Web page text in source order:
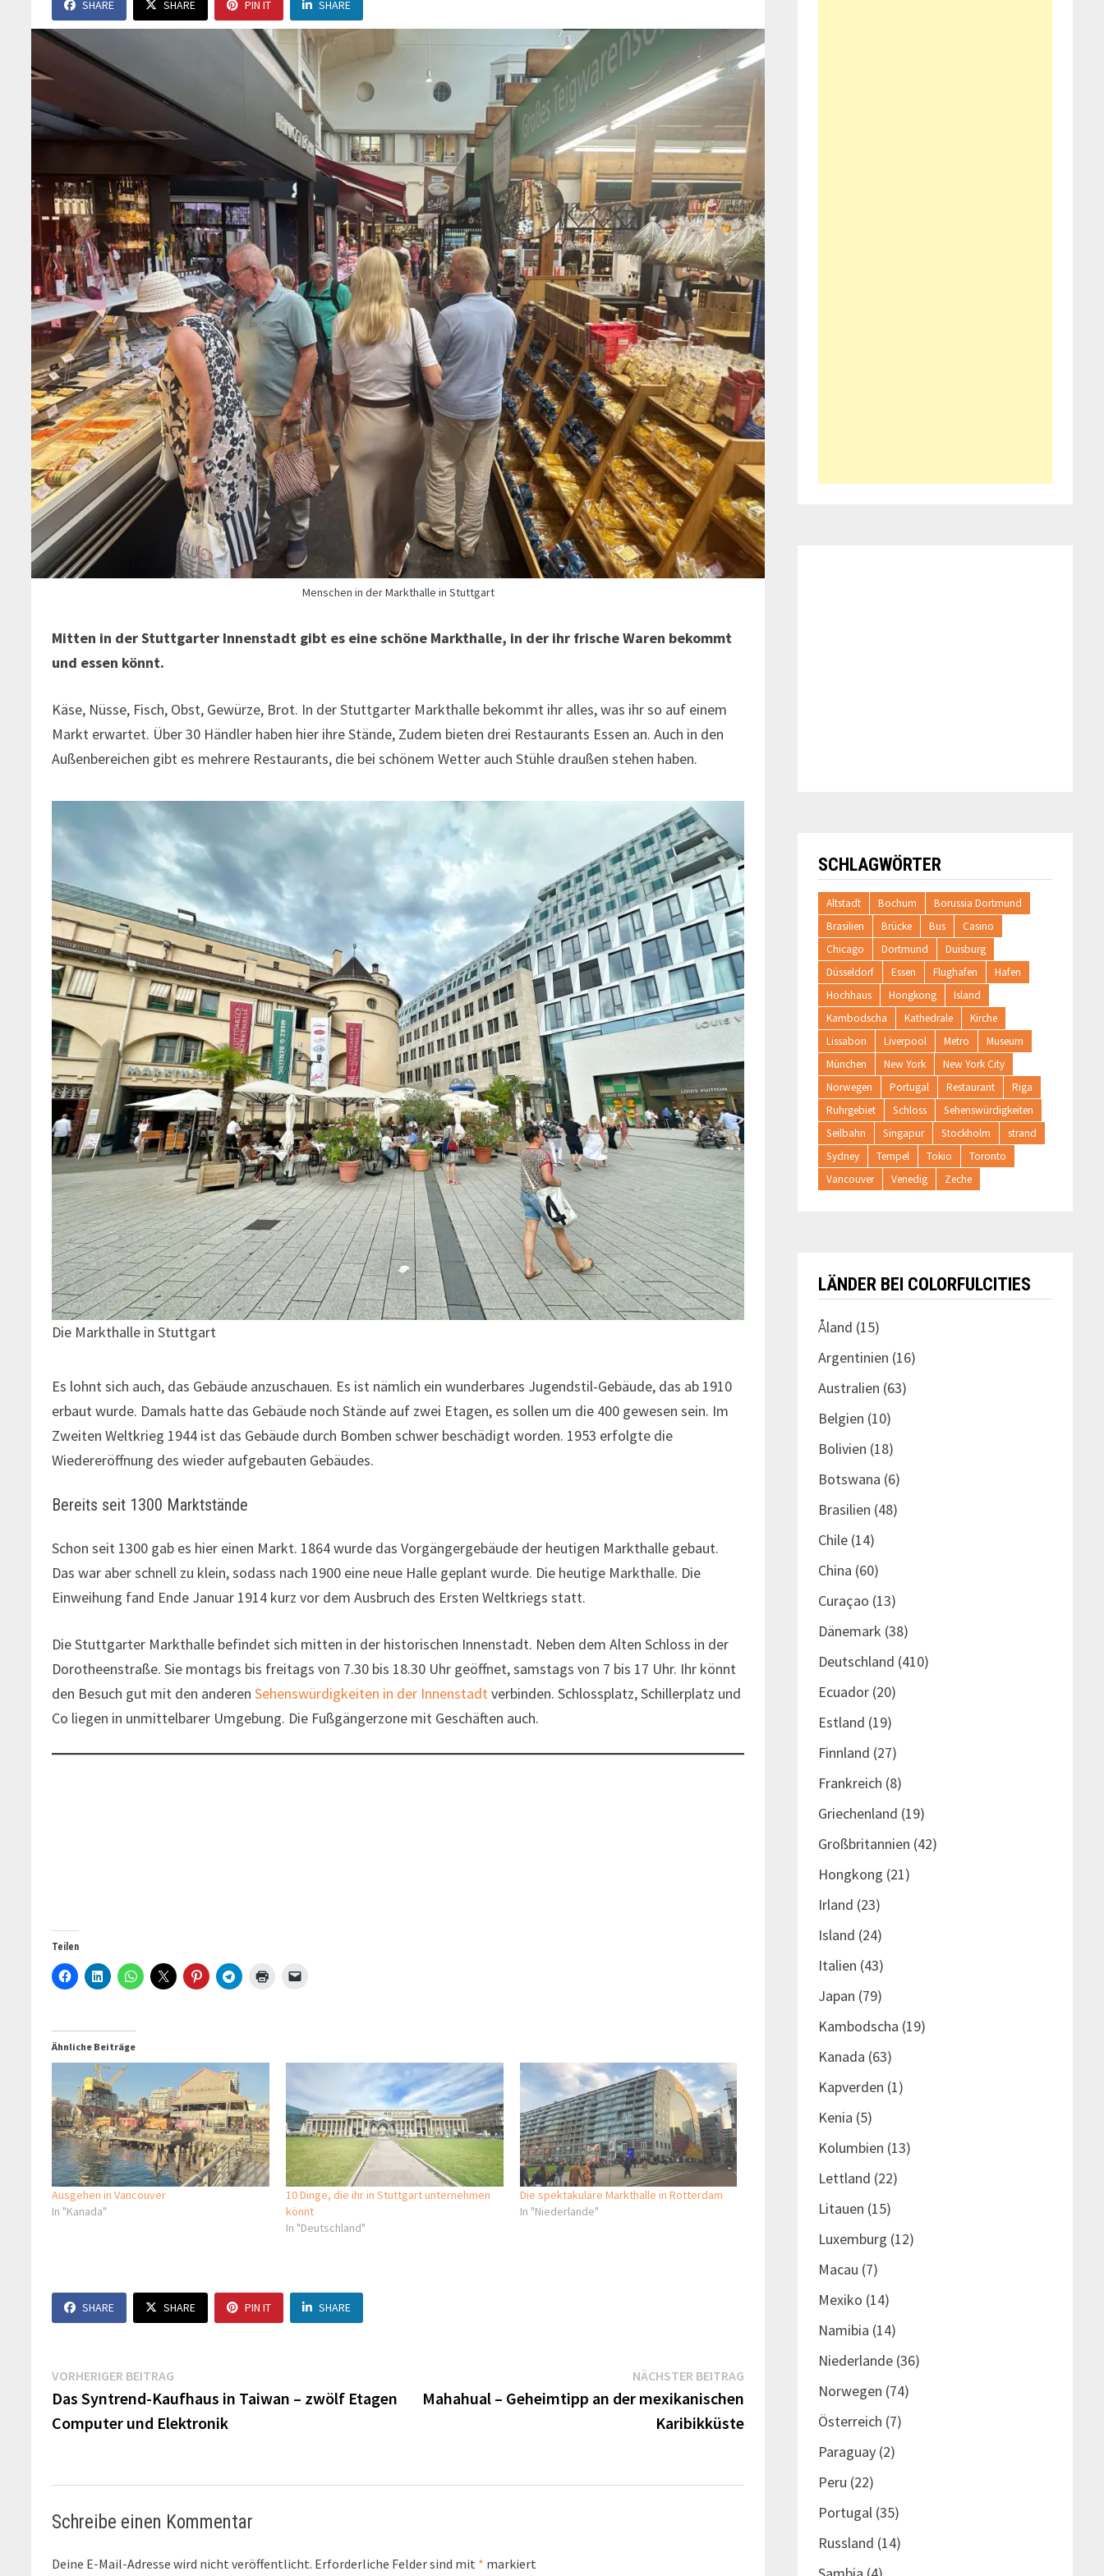
SHARE SHARE PIN IT SHARE
Menschen in der Markthalle in Stuttgart
Mitten in der Stuttgarter Innenstadt gibt es eine schöne Markthalle, in der ihr frische Waren bekommt
und essen könnt.
Käse, Nüsse, Fisch, Obst, Gewürze, Brot. In der Stuttgarter Markthalle bekommt ihr alles, was ihr so auf einem
Markt erwartet. Über 30 Händler haben hier ihre Stände, Zudem bieten drei Restaurants Essen an. Auch in den
Außenbereichen gibt es mehrere Restaurants, die bei schönem Wetter auch Stühle draußen stehen haben.
Die Markthalle in Stuttgart
Es lohnt sich auch, das Gebäude anzuschauen. Es ist nämlich ein wunderbares Jugendstil-Gebäude, das ab 1910
erbaut wurde. Damals hatte das Gebäude noch Stände auf zwei Etagen, es sollen um die 400 gewesen sein. Im
Zweiten Weltkrieg 1944 ist das Gebäude durch Bomben schwer beschädigt worden. 1953 erfolgte die
Wiedereröffnung des wieder aufgebauten Gebäudes.
Bereits seit 1300 Marktstände
Schon seit 1300 gab es hier einen Markt. 1864 wurde das Vorgängergebäude der heutigen Markthalle gebaut.
Das war aber schnell zu klein, sodass nach 1900 eine neue Halle geplant wurde. Die heutige Markthalle. Die
Einweihung fand Ende Januar 1914 kurz vor dem Ausbruch des Ersten Weltkriegs statt.
Die Stuttgarter Markthalle befindet sich mitten in der historischen Innenstadt. Neben dem Alten Schloss in der
Dorotheenstraße. Sie montags bis freitags von 7.30 bis 18.30 Uhr geöffnet, samstags von 7 bis 17 Uhr. Ihr könnt
den Besuch gut mit den anderenSehenswürdigkeiten in der Innenstadtverbinden. Schlossplatz, Schillerplatz und
Co liegen in unmittelbarer Umgebung. Die Fußgängerzone mit Geschäften auch.
Teilen
Ähnliche Beiträge
Ausgehen in Vancouver
In "Kanada"
10 Dinge, die ihr in Stuttgart unternehmen
könnt
In "Deutschland"
Die spektakuläre Markthalle in Rotterdam
In "Niederlande"
SHARE SHARE PIN IT SHARE
Beitragsnavigation
VORHERIGER BEITRAG
Beitrag:
Das Syntrend-Kaufhaus in Taiwan – zwölf Etagen
Computer und Elektronik
NÄCHSTER BEITRAGNächster
Beitrag:
Mahahual – Geheimtipp an der mexikanischen
Karibikküste
Schreibe einen Kommentar
Deine E-Mail-Adresse wird nicht veröffentlicht. Erforderliche Felder sind mit * markiert
SCHLAGWÖRTER
Altstadt Bochum
Borussia Dortmund
Brasilien
Brücke Bus
Casino
Chicago
Dortmund
Duisburg
Düsseldorf
Essen Flughafen
Hafen
Hochhaus
Hongkong
Island
Kambodscha
Kathedrale
Kirche
Lissabon
Liverpool Metro
Museum
München
New York
New York City
Norwegen
Portugal Restaurant
Riga
Ruhrgebiet
Schloss
Sehenswürdigkeiten
Seilbahn
Singapur Stockholm
strand
Sydney
Tempel Tokio
Toronto
Vancouver
Venedig Zeche
LÄNDER BEI COLORFULCITIES
Åland (15)
Argentinien (16)
Australien (63)
Belgien (10)
Bolivien (18)
Botswana (6)
Brasilien (48)
Chile(14)
China (60)
Curaçao (13)
Dänemark (38)
Deutschland (410)
Ecuador(20)
Estland (19)
Finnland (27)
Frankreich (8)
Griechenland (19)
Großbritannien (42)
Hongkong (21)
Irland (23)
Island (24)
Italien (43)
Japan (79)
Kambodscha (19)
Kanada (63)
Kapverden (1)
Kenia (5)
Kolumbien (13)
Lettland (22)
Litauen (15)
Luxemburg (12)
Macau (7)
Mexiko (14)
Namibia (14)
Niederlande(36)
Norwegen (74)
Österreich (7)
Paraguay(2)
Peru (22)
Portugal(35)
Russland (14)